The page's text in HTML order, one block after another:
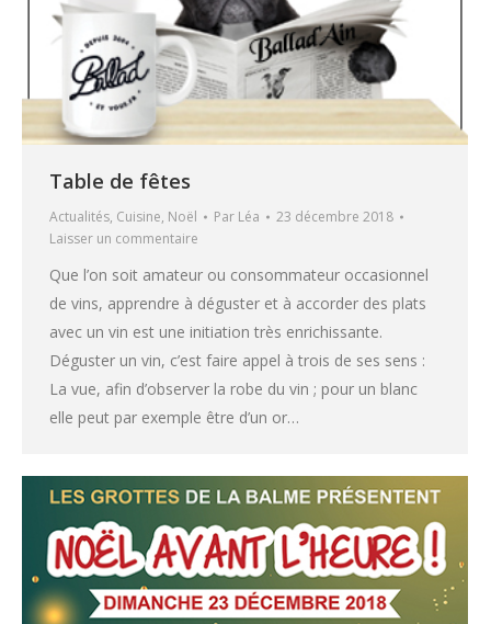
Table de fêtes
Actualités, Cuisine, Noël Par Léa
23 décembre 2018
Laisser un commentaire
Que l’on soit amateur ou consommateur occasionnel
de vins, apprendre à déguster et à accorder des plats
avec un vin est une initiation très enrichissante.
Déguster un vin, c’est faire appel à trois de ses sens :
La vue, afin d’observer la robe du vin ; pour un blanc
elle peut par exemple être d’un or…